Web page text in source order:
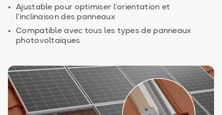
Ajustable pour optimiser l’orientation et
l’inclinaison des panneaux
Compatible avec tous les types de panneaux
photovoltaïques